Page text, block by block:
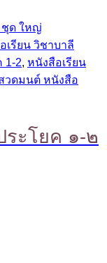
เรียน วิชาบาลี
1-2, หนังสือเรียน
วดมนต์ หนังสือ
ระโยค ๑-๒